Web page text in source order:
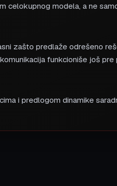
celokupnog modela, a ne
zašto predlaže odrešeno
funkcioniše još pre
i predlogom dinamike